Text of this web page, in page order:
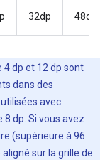
32dp 48dp
4 dp et 12 dp sont
dans des
avec
dp. Si vous avez
(supérieure à 96
sur la grille de